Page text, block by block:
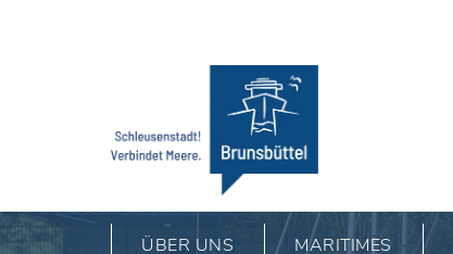
ÜBER UNS MARITIMES